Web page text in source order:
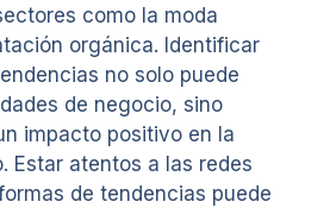
como la moda
orgánica. Identificar
no solo puede
de negocio, sino
impacto positivo en la
Estar atentos a las redes
de tendencias puede